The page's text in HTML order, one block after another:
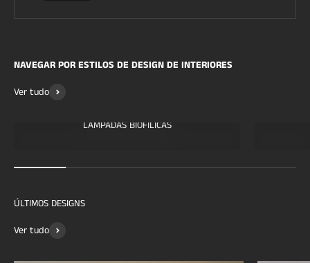
NAVEGAR POR ESTILOS DE DESIGN DE INTERIORES
Ver tudo
LÂMPADAS BIOFÍLICAS
Ver tudo